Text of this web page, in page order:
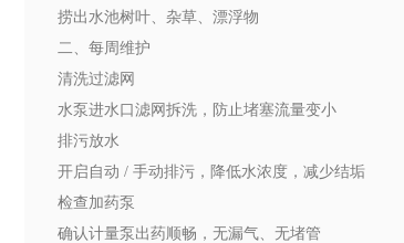
捞出水池树叶、杂草、漂浮物
二、每周维护
清洗过滤网
水泵进水口滤网拆洗，防止堵塞流量变小
排污放水
开启自动 / 手动排污，降低水浓度，减少结垢
检查加药泵
确认计量泵出药顺畅，无漏气、无堵管